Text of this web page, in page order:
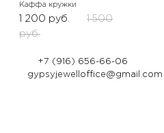
Каффа кружки
1 200 руб.
1 500
руб.
+7 (916) 656-66-06
gypsyjewelloffice@gmail.com